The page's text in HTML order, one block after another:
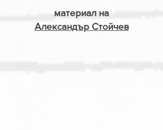
материал на
Александър Стойчев